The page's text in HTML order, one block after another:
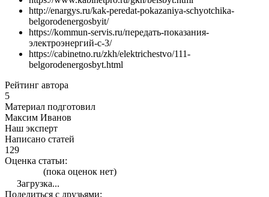
http://enargys.ru/kak-peredat-pokazaniya-schyotchika-
belgorodenergosbyit/
https://kommun-servis.ru/передать-показания-
электроэнергий-с-3/
https://cabinetno.ru/zkh/elektrichestvo/111-
belgorodenergosbyt.html
Рейтинг автора
5
Материал подготовил
Максим Иванов
Наш эксперт
Написано статей
129
Оценка статьи:
(пока оценок нет)
Загрузка...
Поделиться с друзьями: